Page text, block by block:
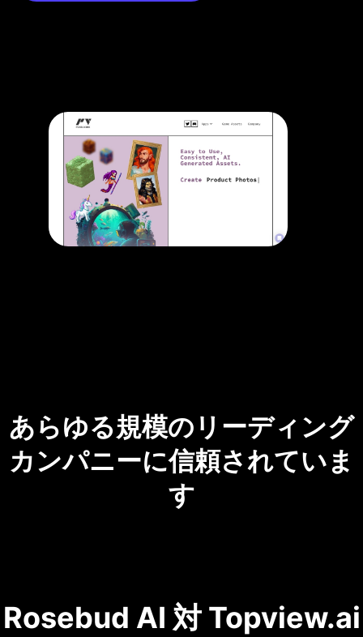
あらゆる規模のリーディング
カンパニーに信頼されていま
す
Rosebud AI 対 Topview.ai